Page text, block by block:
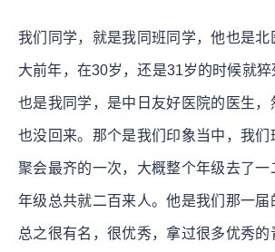
我们同学，就是我同班同学，他也是北
大前年，在30岁，还是31岁的时候就
也是我同学，是中日友好医院的医生
也没回来。那个是我们印象当中，我们
聚会最齐的一次，大概整个年级去了一
年级总共就二百来人。他是我们那一届
总之很有名，很优秀，拿过很多优秀